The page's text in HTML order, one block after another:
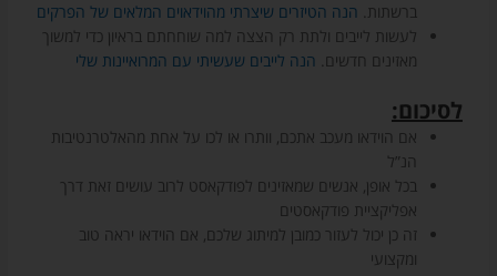
ברשתות. הנה הטיזרים שיצרתי מהוידאוים המלאים של הפרקים
לעשות לייבים ולתת רק הצצה למה שוחחתם בראיון כדי למשוך
מאזינים חדשים. הנה לייבים שעשיתי עם המרואיינות שלי
לסיכום:
אם הוידאו מעכב אתכם, וותרו או לכו על אחת מהאלטרנטיבות
הנ”ל
בכל אופן, אנשים שמאזינים לפודקאסט לרוב עושים זאת דרך
אפליקציית פודקאסטים
זה כן יכול לעזור כמובן למיתוג שלכם, אם הוידאו יראה טוב
ומקצועי